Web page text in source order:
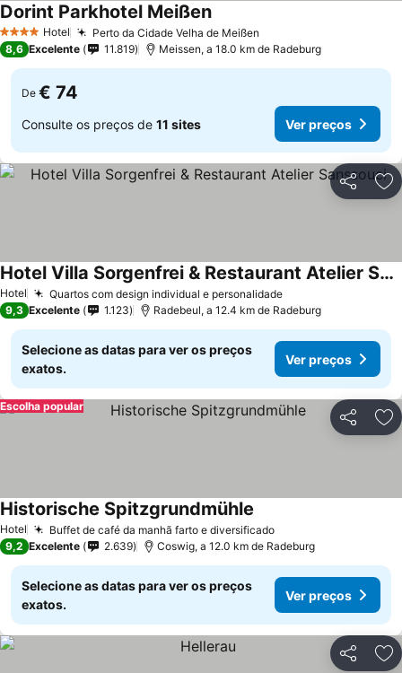
4 EstrelasHotel Perto da Cidade Velha de Meißen
Dorint Parkhotel MeißenVer preços
8,6 Excelente 11.819 Meissen, a 18.0 km de Radeburg
De € 74
Consulte os preços de 11 sites Ver preços
Partilhar
Hotel Quartos com design individual e personalidadeVer preços
Hotel Villa Sorgenfrei & Restaurant Atelier Sanssouci
Ver preços
9,3 Excelente 1.123 Radebeul, a 12.4 km de Radeburg
Selecione as datas para ver os preços
exatos.
Ver preços
Partilhar
Escolha popular
Hotel Buffet de café da manhã farto e diversificadoVer preços
Historische Spitzgrundmühle
9,2 Excelente 2.639 Coswig, a 12.0 km de Radeburg
Selecione as datas para ver os preços
exatos.
Ver preços
Partilhar